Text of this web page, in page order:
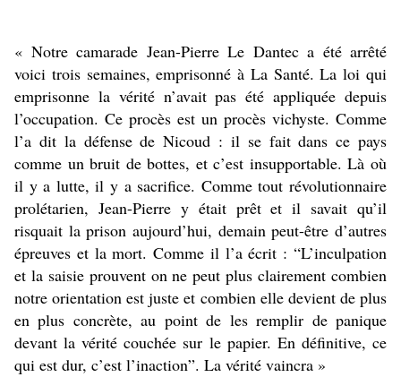
« Notre camarade Jean-Pierre Le Dantec a été arrêté
voici trois semaines, emprisonné à La Santé. La loi qui
emprisonne la vérité n’avait pas été appliquée depuis
l’occupation. Ce procès est un procès vichyste. Comme
l’a dit la défense de Nicoud : il se fait dans ce pays
comme un bruit de bottes, et c’est insupportable. Là où
il y a lutte, il y a sacrifice. Comme tout révolutionnaire
prolétarien, Jean-Pierre y était prêt et il savait qu’il
risquait la prison aujourd’hui, demain peut-être d’autres
épreuves et la mort. Comme il l’a écrit : “L’inculpation
et la saisie prouvent on ne peut plus clairement combien
notre orientation est juste et combien elle devient de plus
en plus concrète, au point de les remplir de panique
devant la vérité couchée sur le papier. En définitive, ce
qui est dur, c’est l’inaction”. La vérité vaincra »